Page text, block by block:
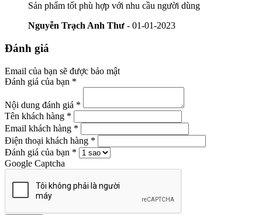
Sản phẩm tốt phù hợp với nhu cầu người dùng
Nguyễn Trạch Anh Thư - 01-01-2023
Đánh giá
Email của bạn sẽ được bảo mật
Đánh giá của bạn *
Nội dung đánh giá *
Tên khách hàng *
Email khách hàng *
Điện thoại khách hàng *
Đánh giá của bạn *
Google Captcha